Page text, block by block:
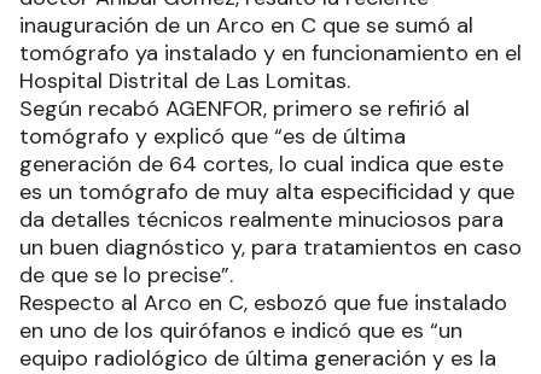
inauguración de un Arco en C que se sumó al
tomógrafo ya instalado y en funcionamiento en el
Hospital Distrital de Las Lomitas.
Según recabó AGENFOR, primero se refirió al
tomógrafo y explicó que “es de última
generación de 64 cortes, lo cual indica que este
es un tomógrafo de muy alta especificidad y que
da detalles técnicos realmente minuciosos para
un buen diagnóstico y, para tratamientos en caso
de que se lo precise”.
Respecto al Arco en C, esbozó que fue instalado
en uno de los quirófanos e indicó que es “un
equipo radiológico de última generación y es la